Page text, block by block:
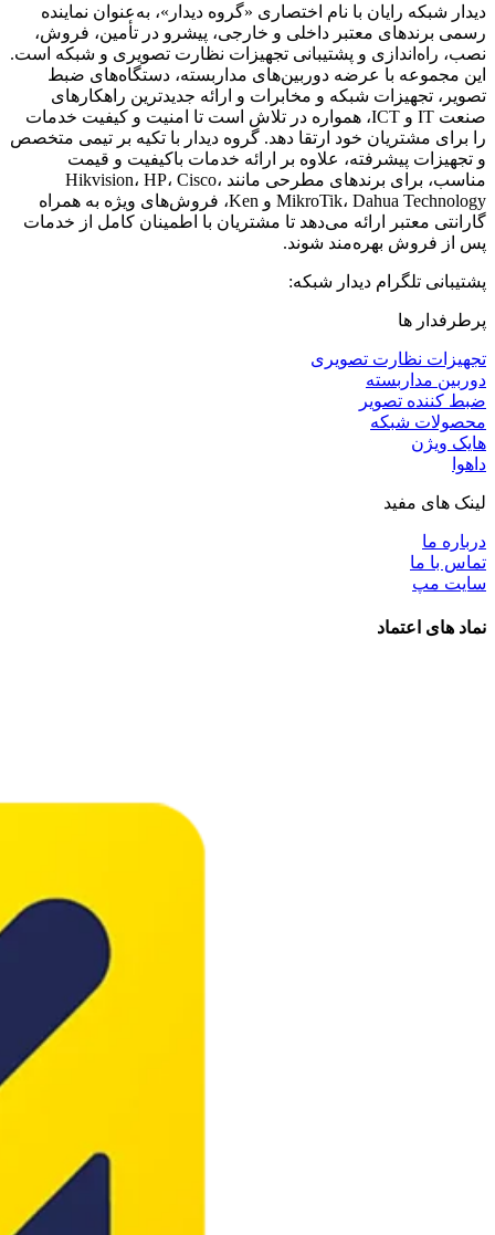
دیدار شبکه رایان با نام اختصاری «گروه دیدار»، به‌عنوان نماینده
رسمی برندهای معتبر داخلی و خارجی، پیشرو در تأمین، فروش،
نصب، راه‌اندازی و پشتیبانی تجهیزات نظارت تصویری و شبکه است.
این مجموعه با عرضه دوربین‌های مداربسته، دستگاه‌های ضبط
تصویر، تجهیزات شبکه و مخابرات و ارائه جدیدترین راهکارهای
صنعت IT و ICT، همواره در تلاش است تا امنیت و کیفیت خدمات
را برای مشتریان خود ارتقا دهد. گروه دیدار با تکیه بر تیمی متخصص
و تجهیزات پیشرفته، علاوه بر ارائه خدمات باکیفیت و قیمت
مناسب، برای برندهای مطرحی مانند Hikvision، HP، Cisco،
MikroTik، Dahua Technology و Ken، فروش‌های ویژه به همراه
گارانتی معتبر ارائه می‌دهد تا مشتریان با اطمینان کامل از خدمات
پس از فروش بهره‌مند شوند.
پشتیبانی تلگرام دیدار شبکه:
پرطرفدار ها
تجهیزات نظارت تصویری
دوربین مداربسته
ضبط کننده تصویر
محصولات شبکه
هایک ویژن
داهوا
لینک های مفید
درباره ما
تماس با ما
سایت مپ
نماد های اعتماد